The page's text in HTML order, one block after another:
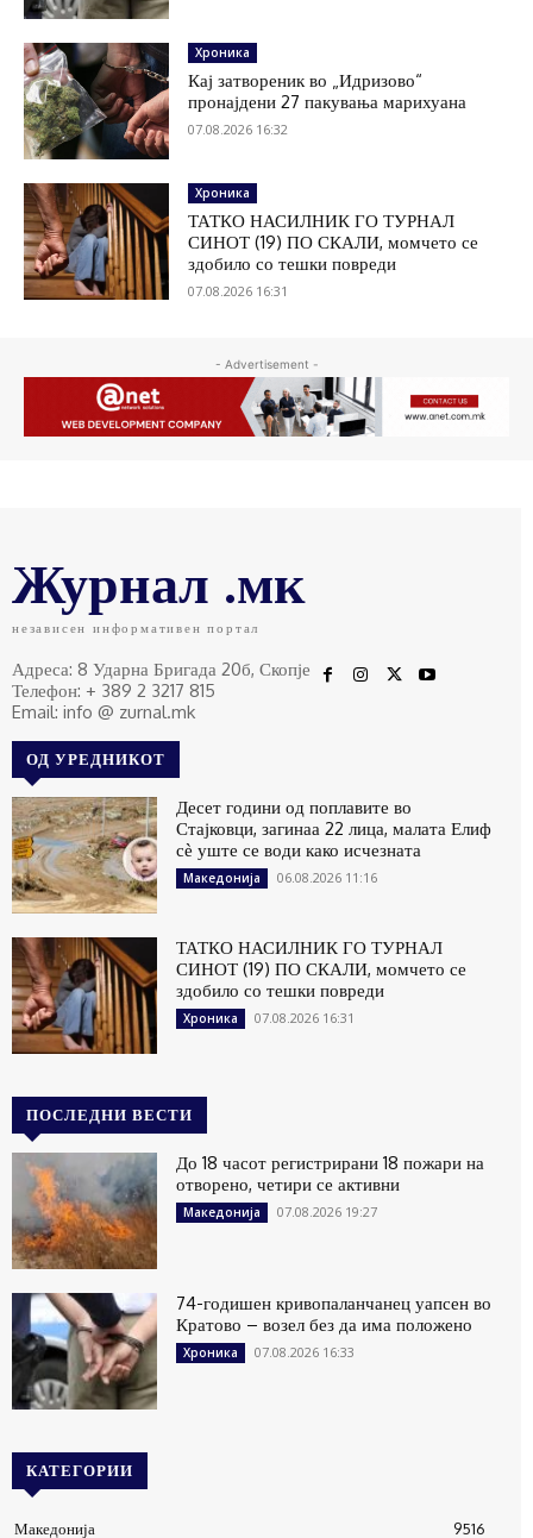
Хроника
Кај затвореник во „Идризово“
пронајдени 27 пакувања марихуана
07.08.2026 16:32
Хроника
ТАТКО НАСИЛНИК ГО ТУРНАЛ
СИНОТ (19) ПО СКАЛИ, момчето се
здобило со тешки повреди
07.08.2026 16:31
- Advertisement -
Журнал .мк
независен информативен портал
Адреса: 8 Ударна Бригада 20б, Скопје
Телефон: + 389 2 3217 815
Email: info @ zurnal.mk
ОД УРЕДНИКОТ
Десет години од поплавите во
Стајковци, загинаа 22 лица, малата Елиф
сѐ уште се води како исчезната
Македонија 06.08.2026 11:16
ТАТКО НАСИЛНИК ГО ТУРНАЛ
СИНОТ (19) ПО СКАЛИ, момчето се
здобило со тешки повреди
Хроника 07.08.2026 16:31
ПОСЛЕДНИ ВЕСТИ
До 18 часот регистрирани 18 пожари на
отворено, четири се активни
Македонија 07.08.2026 19:27
74-годишен кривопаланчанец уапсен во
Кратово – возел без да има положено
Хроника 07.08.2026 16:33
КАТЕГОРИИ
Македонија 9516